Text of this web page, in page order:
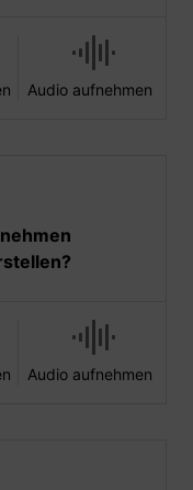
Audio aufnehmen
Audio aufnehmen